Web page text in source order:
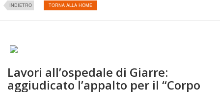
INDIETRO TORNA ALLA HOME
Lavori all’ospedale di Giarre:
aggiudicato l’appalto per il “Corpo